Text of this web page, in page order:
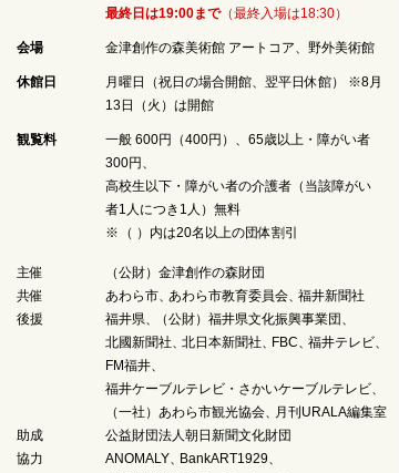
最終日は19:00まで（最終入場は18:30）
会場 金津創作の森美術館 アートコア、野外美術館
休館日
月曜日（祝日の場合開館、翌平日休館） ※8月
13日（火）は開館
観覧料
一般 600円（400円）、65歳以上・障がい者
300円、
高校生以下・障がい者の介護者（当該障がい
者1人につき1人）無料
（ ）内は20名以上の団体割引
主催
（公財）金津創作の森財団
共催
あわら市 あわら市教育委員会
福井新聞社
後援
福井県
（公財）福井県文化振興事業団
北國新聞社
北日本新聞社 FBC
福井テレビ
FM福井
福井ケーブルテレビ・さかいケーブルテレビ
（一社）あわら市観光協会
月刊URALA編集室
助成
公益財団法人朝日新聞文化財団
協力
ANOMALY
BankART1929